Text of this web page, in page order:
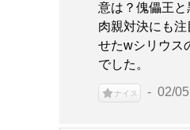
意は？傀儡王
肉親対決にも
せたwシリウス
でした。
ナイス 02/